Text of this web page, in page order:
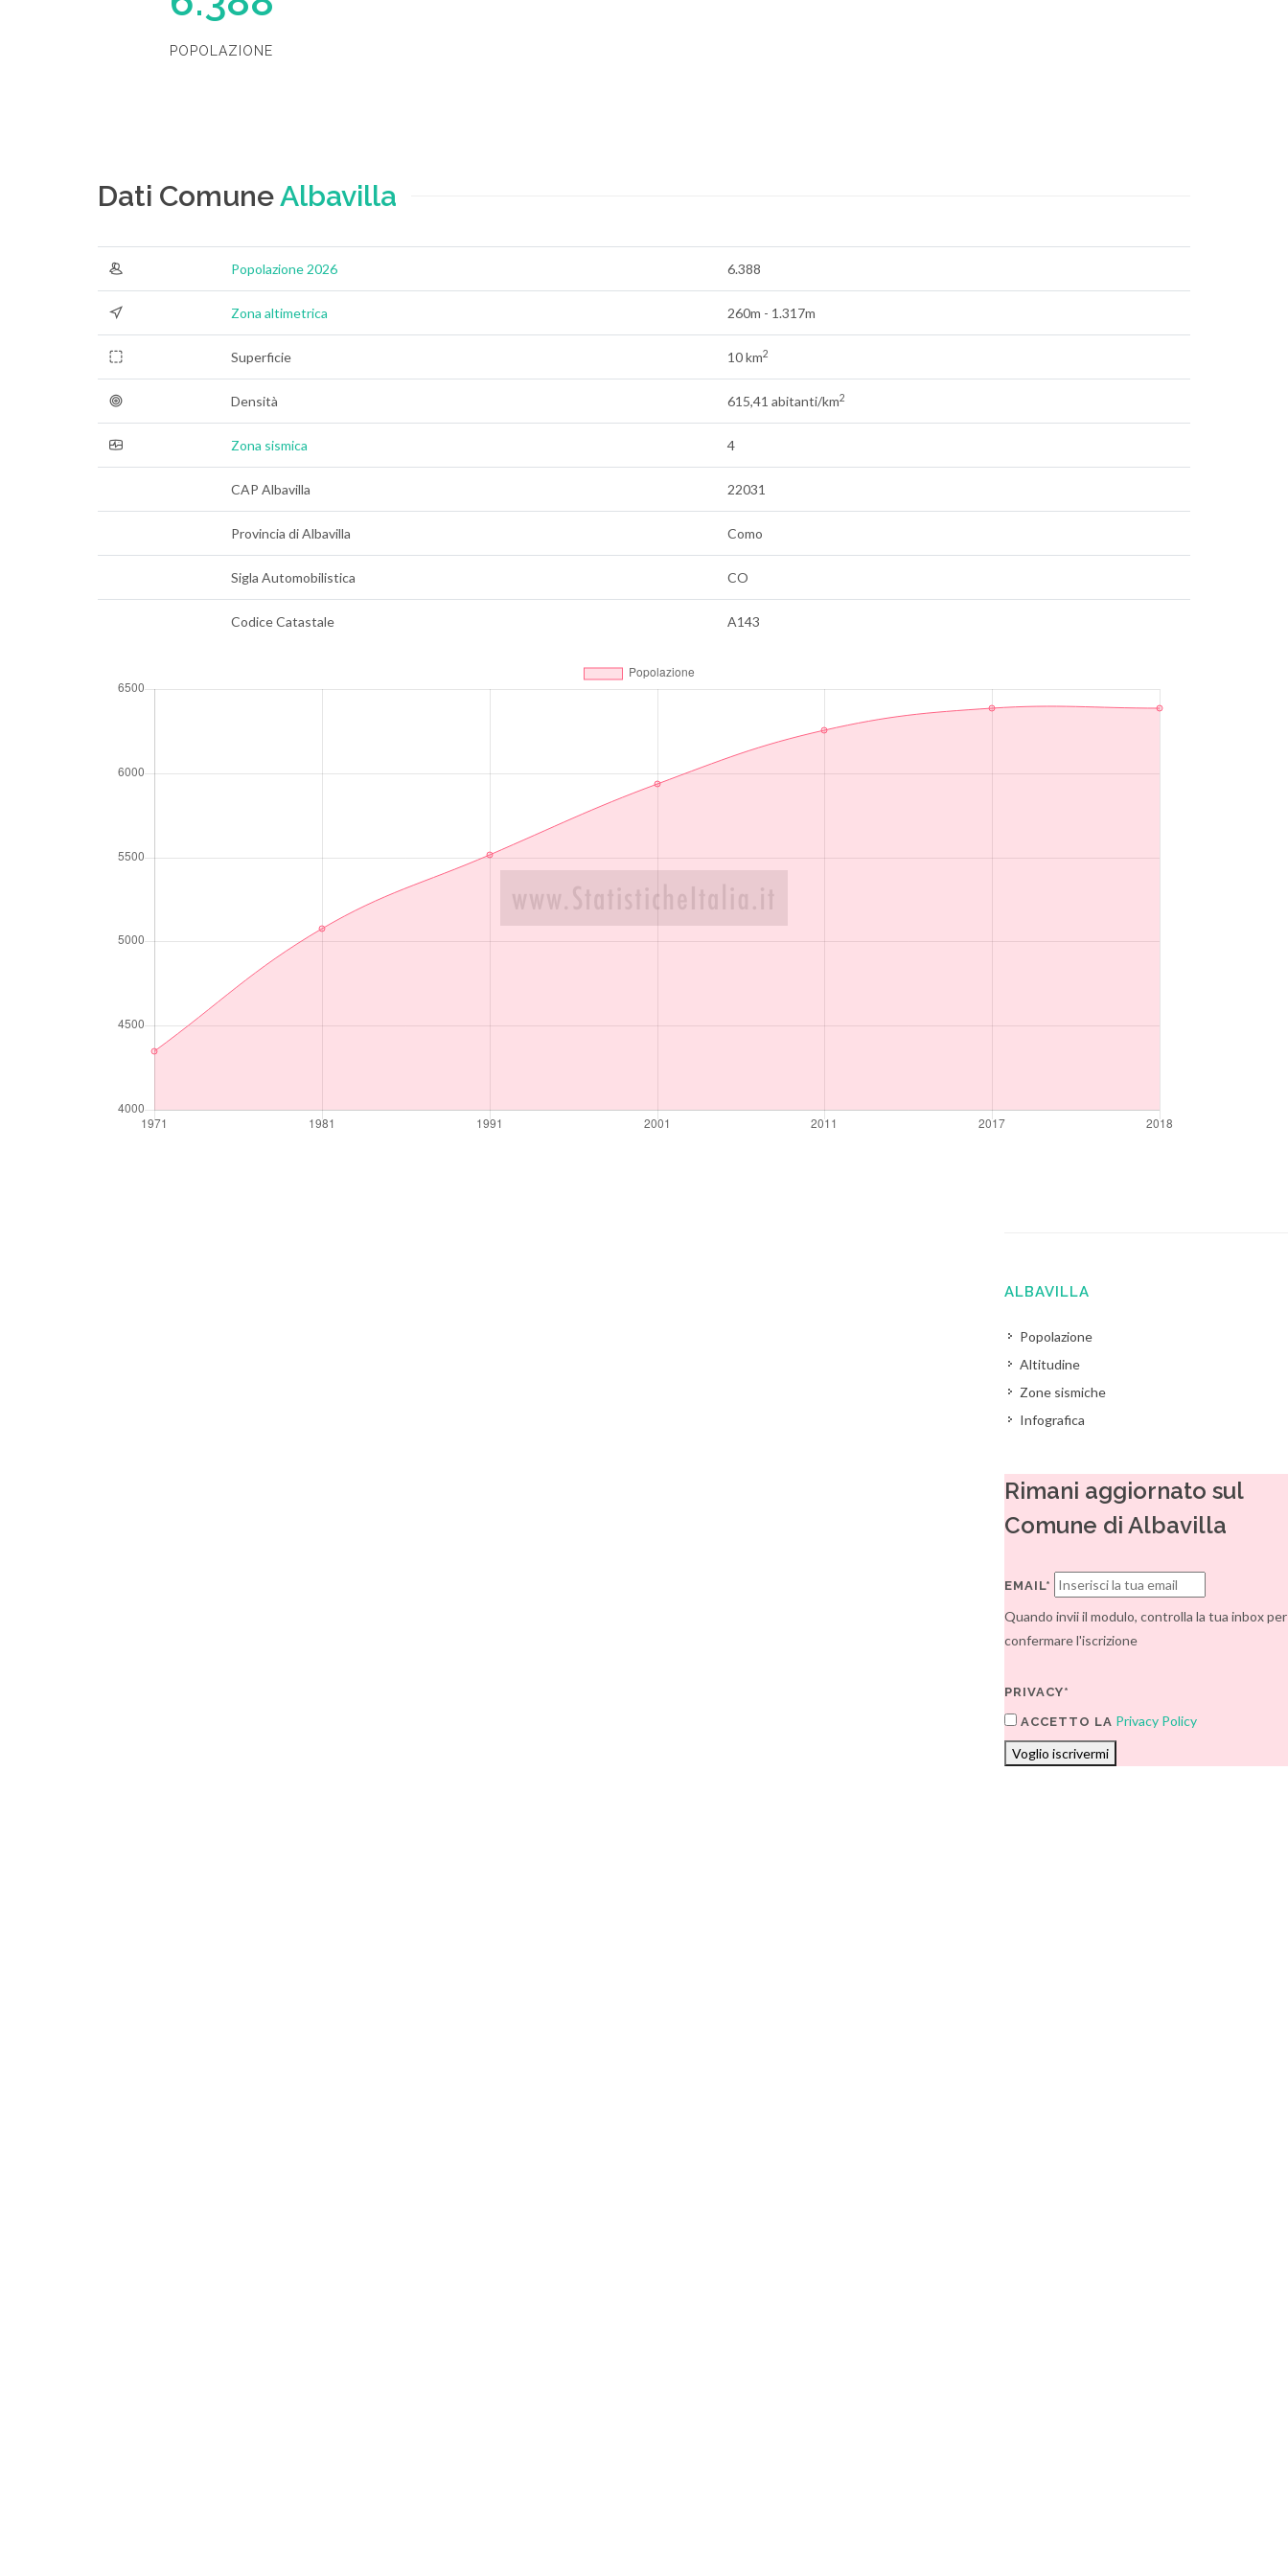
POPOLAZIONE
Dati ComuneAlbavilla
Popolazione 2026 6.388
Zona altimetrica 260m - 1.317m
Superficie 10 km2
Densità 615,41 abitanti/km2
Zona sismica 4
CAP Albavilla 22031
Provincia di Albavilla Como
Sigla Automobilistica CO
Codice Catastale A143
ALBAVILLA
Popolazione
Altitudine
Zone sismiche
Infografica
Rimani aggiornato sul
Comune di Albavilla
EMAIL*
Quando invii il modulo, controlla la tua inbox per
confermare l'iscrizione
PRIVACY*
ACCETTO LA Privacy Policy
Voglio iscrivermi